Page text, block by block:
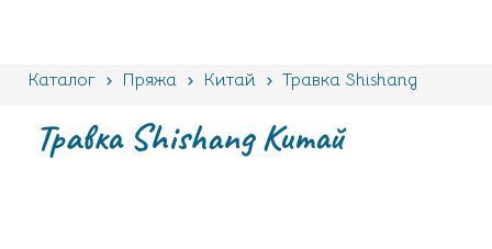
Каталог Пряжа Китай Травка Shishang
Травка Shishang Китай